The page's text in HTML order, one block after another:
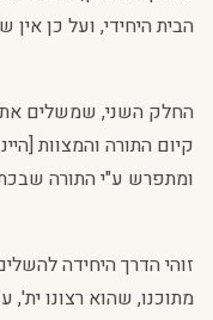
הבית היחידי, ועל כן
החלק השני, שמשלים את
קיום התורה והמצוות
ומתפרש ע"י התורה
זוהי הדרך היחידה
מתוכנו, שהוא רצונו